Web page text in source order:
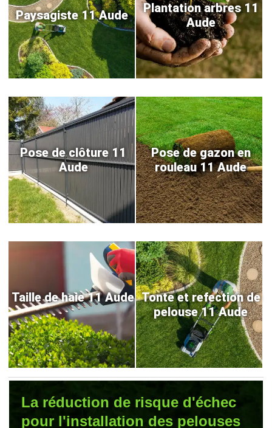
Paysagiste 11 Aude
Plantation arbres 11
Aude
Pose de clôture 11
Aude
Pose de gazon en
rouleau 11 Aude
Taille de haie 11 Aude Tonte et refection de
pelouse 11 Aude
La réduction de risque d'échec
pour l'installation des pelouses